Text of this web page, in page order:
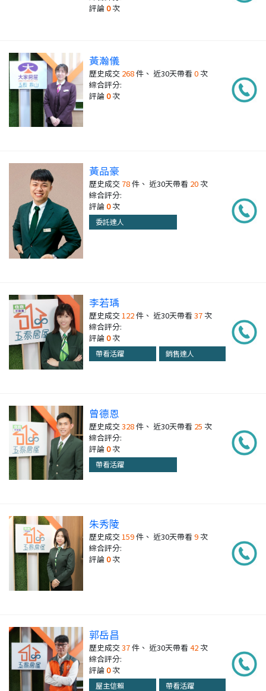
評論0次
黃瀚儀
歷史成交 268件、 近30天帶看0次
綜合評分:
評論0次
黃品豪
歷史成交78件、 近30天帶看 20次
綜合評分:
評論0次
委託達人
李若瑀
歷史成交122件、 近30天帶看37次
綜合評分:
評論0次
帶看活躍 銷售達人
曾德恩
歷史成交328件、 近30天帶看 25 次
綜合評分:
評論0次
帶看活躍
朱秀陵
歷史成交159件、 近30天帶看9次
綜合評分:
評論0次
郭岳昌
歷史成交37件、 近30天帶看42次
綜合評分:
評論0次
屋主信賴 帶看活躍